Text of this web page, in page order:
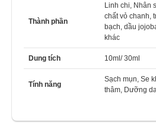
Thành phần
Linh chi, Nhân
chất vỏ chanh,
bạch, dầu
khác
Dung tích 10ml/ 30ml
Tính năng
Sạch mụn, Se
thâm, Dưỡng